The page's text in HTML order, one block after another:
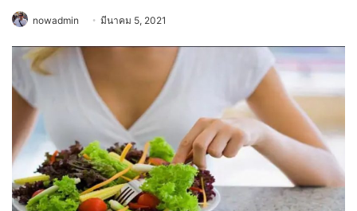
nowadmin มีนาคม 5, 2021